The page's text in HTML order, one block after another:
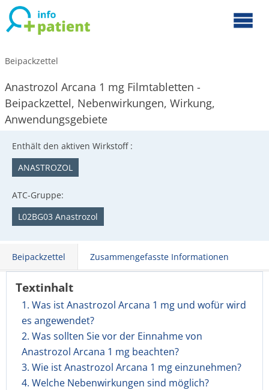
Beipackzettel
Anastrozol Arcana 1 mg Filmtabletten -
Beipackzettel, Nebenwirkungen, Wirkung,
Anwendungsgebiete
Enthält den aktiven Wirkstoff :
ANASTROZOL
ATC-Gruppe:
L02BG03 Anastrozol
Beipackzettel Zusammengefasste Informationen
Textinhalt
1. Was ist Anastrozol Arcana 1 mg und wofür wird
es angewendet?
2. Was sollten Sie vor der Einnahme von
Anastrozol Arcana 1 mg beachten?
3. Wie ist Anastrozol Arcana 1 mg einzunehmen?
4. Welche Nebenwirkungen sind möglich?